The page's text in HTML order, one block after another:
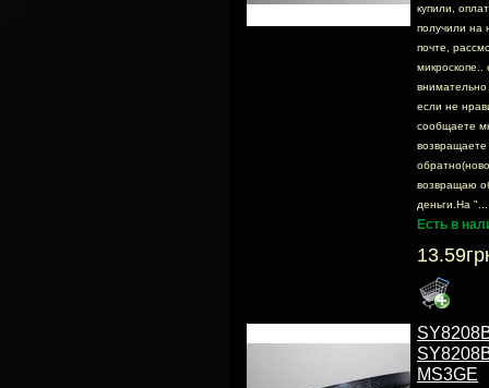
купили,
получили на
почте,
микроскопе..
внимательно
если не
сообщаете
возвращаете
возвращаю
деньги.На "...
Есть в
MS3GE